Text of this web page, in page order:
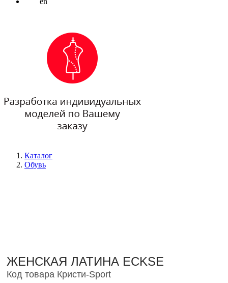
Каталог
Обувь
ЖЕНСКАЯ ЛАТИНА ECKSE
Код товара Кристи-Sport